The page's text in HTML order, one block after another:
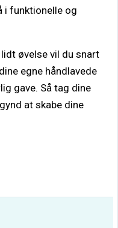
i funktionelle og
øvelse vil du snart
egne håndlavede
gave. Så tag dine
at skabe dine